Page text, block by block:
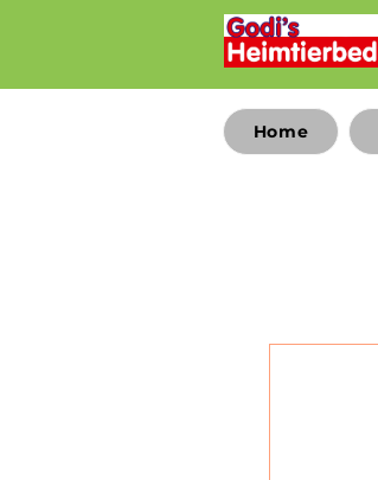
Home